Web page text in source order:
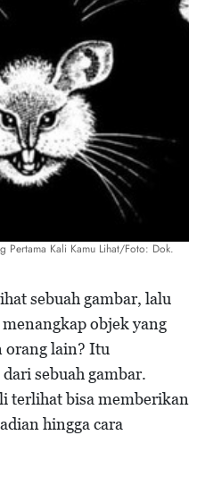
Pertama Kali Kamu Lihat/Foto: Dok.
sebuah gambar, lalu
objek yang
orang lain? Itu
sebuah gambar.
terlihat bisa memberikan
hingga cara